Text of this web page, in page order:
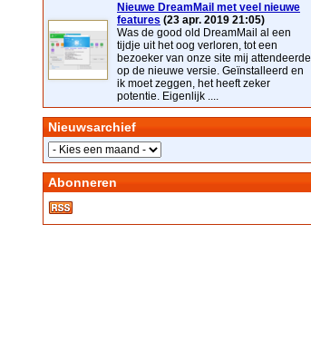
Nieuwe DreamMail met veel nieuwe
features (23 apr. 2019 21:05)
Was de good old DreamMail al een
tijdje uit het oog verloren, tot een
bezoeker van onze site mij attendeerde
op de nieuwe versie. Geïnstalleerd en
ik moet zeggen, het heeft zeker
potentie. Eigenlijk ....
Nieuwsarchief
Abonneren